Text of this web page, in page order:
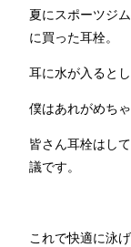
夏にスポーツジ
に買った耳栓。
耳に水が入ると
僕はあれがめち
皆さん耳栓はし
議です。
これで快適に泳げ